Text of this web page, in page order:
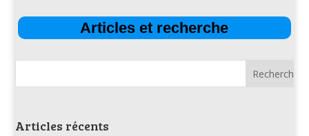
Articles et recherche
Articles récents